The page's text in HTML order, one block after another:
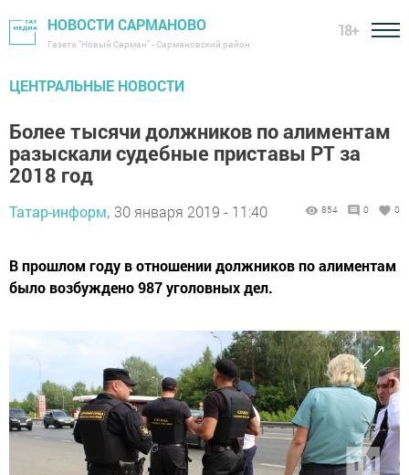
НОВОСТИ САРМАНОВО
Газета "Новый Сарман" - Сармановский район
18+
ЦЕНТРАЛЬНЫЕ НОВОСТИ
Более тысячи должников по алиментам
разыскали судебные приставы РТ за
2018 год
Татар-информ, 30 января 2019 - 11:40 854 0 0
В прошлом году в отношении должников по алиментам
было возбуждено 987 уголовных дел.